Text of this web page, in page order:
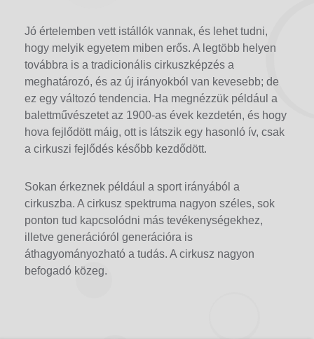
Jó értelemben vett istállók vannak, és lehet tudni,
hogy melyik egyetem miben erős. A legtöbb helyen
továbbra is a tradicionális cirkuszképzés a
meghatározó, és az új irányokból van kevesebb; de
ez egy változó tendencia. Ha megnézzük például a
balettművészetet az 1900-as évek kezdetén, és hogy
hova fejlődött máig, ott is látszik egy hasonló ív, csak
a cirkuszi fejlődés később kezdődött.
Sokan érkeznek például a sport irányából a
cirkuszba. A cirkusz spektruma nagyon széles, sok
ponton tud kapcsolódni más tevékenységekhez,
illetve generációról generációra is
áthagyományozható a tudás. A cirkusz nagyon
befogadó közeg.